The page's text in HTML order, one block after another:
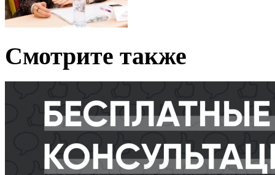
Смотрите также